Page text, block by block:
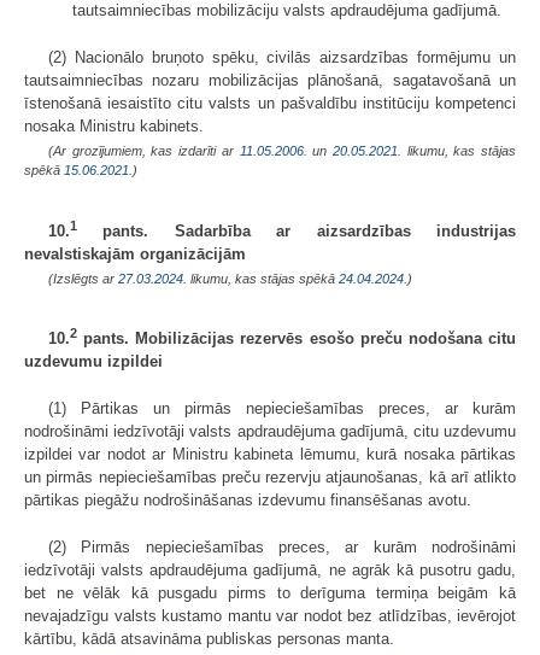
tautsaimniecības mobilizāciju valsts apdraudējuma gadījumā.
(2) Nacionālo bruņoto spēku, civilās aizsardzības formējumu un
tautsaimniecības nozaru mobilizācijas plānošanā, sagatavošanā un
īstenošanā iesaistīto citu valsts un pašvaldību institūciju kompetenci
nosaka Ministru kabinets.
(Ar grozījumiem, kas izdarīti ar 11.05.2006. un 20.05.2021. likumu, kas stājas
spēkā 15.06.2021.)
10.1
pants. Sadarbība ar aizsardzības industrijas
nevalstiskajām organizācijām
(Izslēgts ar 27.03.2024 . likumu, kas stājas spēkā 24.04.2024. )
10.2 pants. Mobilizācijas rezervēs esošo preču nodošana citu
uzdevumu izpildei
(1) Pārtikas un pirmās nepieciešamības preces, ar kurām
nodrošināmi iedzīvotāji valsts apdraudējuma gadījumā, citu uzdevumu
izpildei var nodot ar Ministru kabineta lēmumu, kurā nosaka pārtikas
un pirmās nepieciešamības preču rezervju atjaunošanas, kā arī atlikto
pārtikas piegāžu nodrošināšanas izdevumu finansēšanas avotu.
(2) Pirmās nepieciešamības preces, ar kurām nodrošināmi
iedzīvotāji valsts apdraudējuma gadījumā, ne agrāk kā pusotru gadu,
bet ne vēlāk kā pusgadu pirms to derīguma termiņa beigām kā
nevajadzīgu valsts kustamo mantu var nodot bez atlīdzības, ievērojot
kārtību, kādā atsavināma publiskas personas manta.